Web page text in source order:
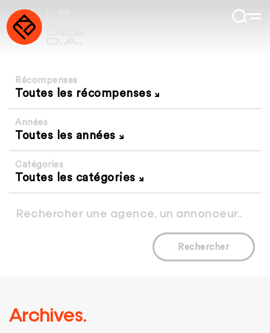
Récompenses
Toutes les récompenses
Années
Toutes les années
Catégories
Toutes les catégories
Rechercher
Archives.